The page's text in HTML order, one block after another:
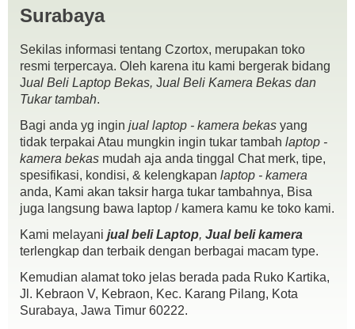
Surabaya
Sekilas informasi tentang Czortox, merupakan toko
resmi terpercaya. Oleh karena itu kami bergerak bidang
Jual Beli Laptop Bekas, Jual Beli Kamera Bekas dan
Tukar tambah.
Bagi anda yg ingin jual laptop - kamera bekas yang
tidak terpakai Atau mungkin ingin tukar tambah laptop -
kamera bekas mudah aja anda tinggal Chat merk, tipe,
spesifikasi, kondisi, & kelengkapan laptop - kamera
anda, Kami akan taksir harga tukar tambahnya, Bisa
juga langsung bawa laptop / kamera kamu ke toko kami.
Kami melayani jual beli Laptop, Jual beli kamera
terlengkap dan terbaik dengan berbagai macam type.
Kemudian alamat toko jelas berada pada Ruko Kartika,
Jl. Kebraon V, Kebraon, Kec. Karang Pilang, Kota
Surabaya, Jawa Timur 60222.